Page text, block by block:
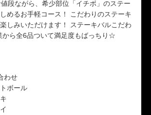
段ながら、希少部位「イチボ」のステー
めるお手軽コース！ こだわりのステーキ
しみいただけます！ ステーキバルこだわ
から全6品ついて満足度もばっちり☆
わせ
ボール